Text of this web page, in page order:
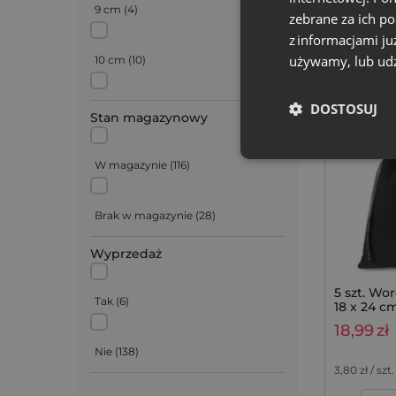
11 cm (7)
12 cm (12)
18 cm (11)
22 cm
26 cm (5
9 cm (4)
10 cm (10)
12 cm
13 cm (11)
14 cm ( 4)
15 cm (12 )
18 cm
Stan magazynowy
W magazynie (116)
Brak w magazynie (28)
Wyprzedaż
Tak (6)
Nie (138)
Rozmiar:
Tkanina:
5 szt.
18 x 24
18,99zł
3,80 zł / szt.
zebrane za ich
z informacjami
używamy, lub
DOSTOSUJ